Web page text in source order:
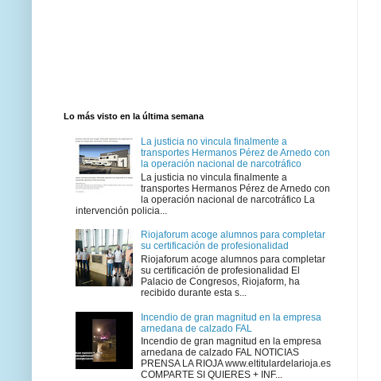
Lo más visto en la última semana
La justicia no vincula finalmente a
transportes Hermanos Pérez de Arnedo con
la operación nacional de narcotráfico
La justicia no vincula finalmente a
transportes Hermanos Pérez de Arnedo con
la operación nacional de narcotráfico La
intervención policia...
Riojaforum acoge alumnos para completar
su certificación de profesionalidad
Riojaforum acoge alumnos para completar
su certificación de profesionalidad El
Palacio de Congresos, Riojaform, ha
recibido durante esta s...
Incendio de gran magnitud en la empresa
arnedana de calzado FAL
Incendio de gran magnitud en la empresa
arnedana de calzado FAL NOTICIAS
PRENSA LA RIOJA www.eltitulardelarioja.es
COMPARTE SI QUIERES + INF...